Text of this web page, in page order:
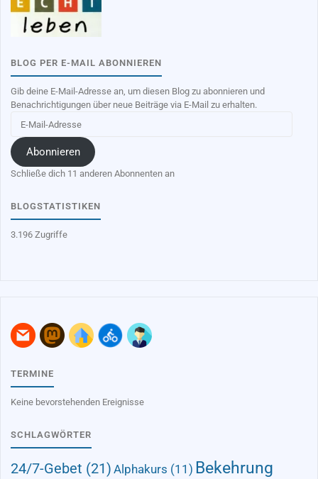
BLOG PER E-MAIL ABONNIEREN
Gib deine E-Mail-Adresse an, um diesen Blog zu abonnieren und
Benachrichtigungen über neue Beiträge via E-Mail zu erhalten.
Mail-
Adresse
Abonnieren
Schließe dich 11 anderen Abonnenten an
BLOGSTATISTIKEN
3.196 Zugriffe
TERMINE
Keine bevorstehenden Ereignisse
SCHLAGWÖRTER
24/7-Gebet (21) Alphakurs (11) Bekehrung